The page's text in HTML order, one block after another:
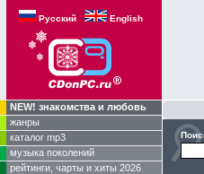
Русский English
NEW! знакомства и любовь
жанры
каталог mp3
музыка поколений
рейтинги, чарты и хиты 2026